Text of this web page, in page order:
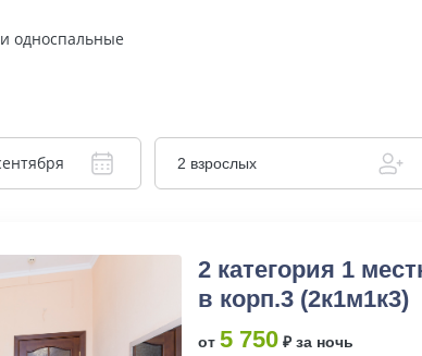
односпальные
2 взрослых
2 категория 1
в корп.3 (2к1м1к3)
от 5 750 ₽ за ночь